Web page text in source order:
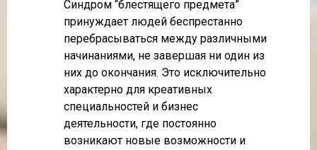
Синдром “блестящего предмета”
принуждает людей беспрестанно
перебрасываться между различными
начинаниями, не завершая ни один из
них до окончания. Это исключительно
характерно для креативных
специальностей и бизнес
деятельности, где постоянно
возникают новые возможности и